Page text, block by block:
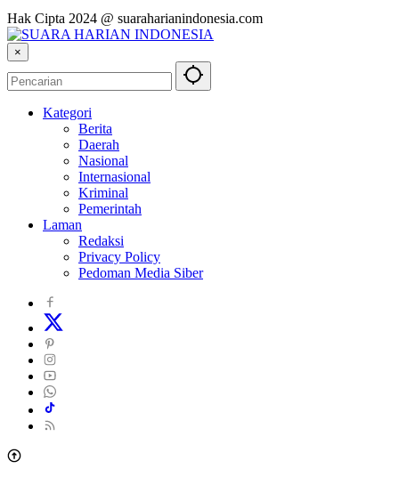
Hak Cipta 2024 @ suaraharianindonesia.com
×
Kategori
Berita
Daerah
Nasional
Internasional
Kriminal
Pemerintah
Laman
Redaksi
Privacy Policy
Pedoman Media Siber